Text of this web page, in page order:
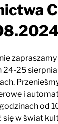
24-25
i
od
się w świat